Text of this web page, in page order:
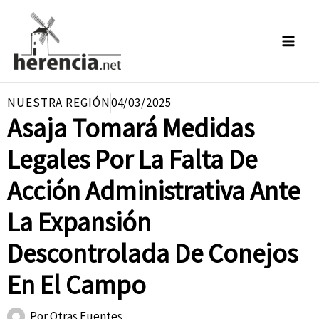
contenido
NUESTRA REGIÓN04/03/2025
Asaja Tomará Medidas
Legales Por La Falta De
Acción Administrativa Ante
La Expansión
Descontrolada De Conejos
En El Campo